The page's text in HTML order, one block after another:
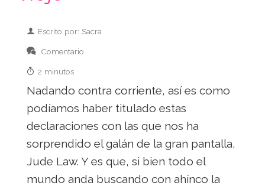
Escrito por: Sacra
Comentario
2 minutos
Nadando contra corriente, así es como
podíamos haber titulado estas
declaraciones con las que nos ha
sorprendido el galán de la gran pantalla,
Jude Law. Y es que, si bien todo el
mundo anda buscando con ahínco la